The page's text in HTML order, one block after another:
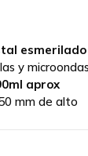
esmerilado
y
aprox
mm de alto